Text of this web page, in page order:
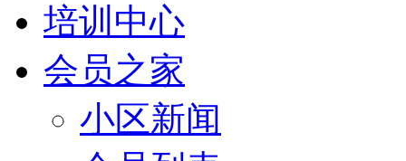
培训中心
会员之家
小区新闻